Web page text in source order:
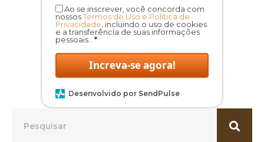
Ao se inscrever, você concorda com
nossosTermos de Uso e Política de
Privacidade , incluindo o uso de cookies
e a transferência de suas informações
pessoais .
*
Increva-se agora!
Desenvolvido por SendPulse